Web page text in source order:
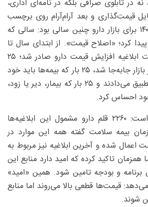
در تابلوی صرافی بلکه در نامه‌ای اداری،
قیمت‌گذاری و بعد آرام‌آرام روی برچسب
دارو می‌نشیند. سال۱۴۰۴ برای بازار دارو چنین سالی بود: سالی که
کرد؛ «اصلاح قیمت». از ابتدای سال تا
پایان دی‌ماه، ۲۵ نوبت ابلاغیه افزایش قیمت دارو صادر شد؛ ۲۵
بار که قیمت بخشی از بازار جابه‌جا شد، ۲۵ بار که بیمه‌ها باید خود
را با عددهای جدید تطبیق می‌دادند و ۲۵ بار که بیمار، دیر یا زود،
احساس کرد.
عدد اصلی شوک‌آور است: ۲۲۶۰ قلم دارو مشمول این ابلاغیه‌ها
بیمه سلامت گفته همه این موارد در
اعمال شده و آخرین ابلاغیه نیز مربوط به
تاکید کرده که امید دارد منابع این
و بودجه تامین شود. همین «امید»
قیمت‌ها قطعی بالا می‌روند اما منابع
شوند.